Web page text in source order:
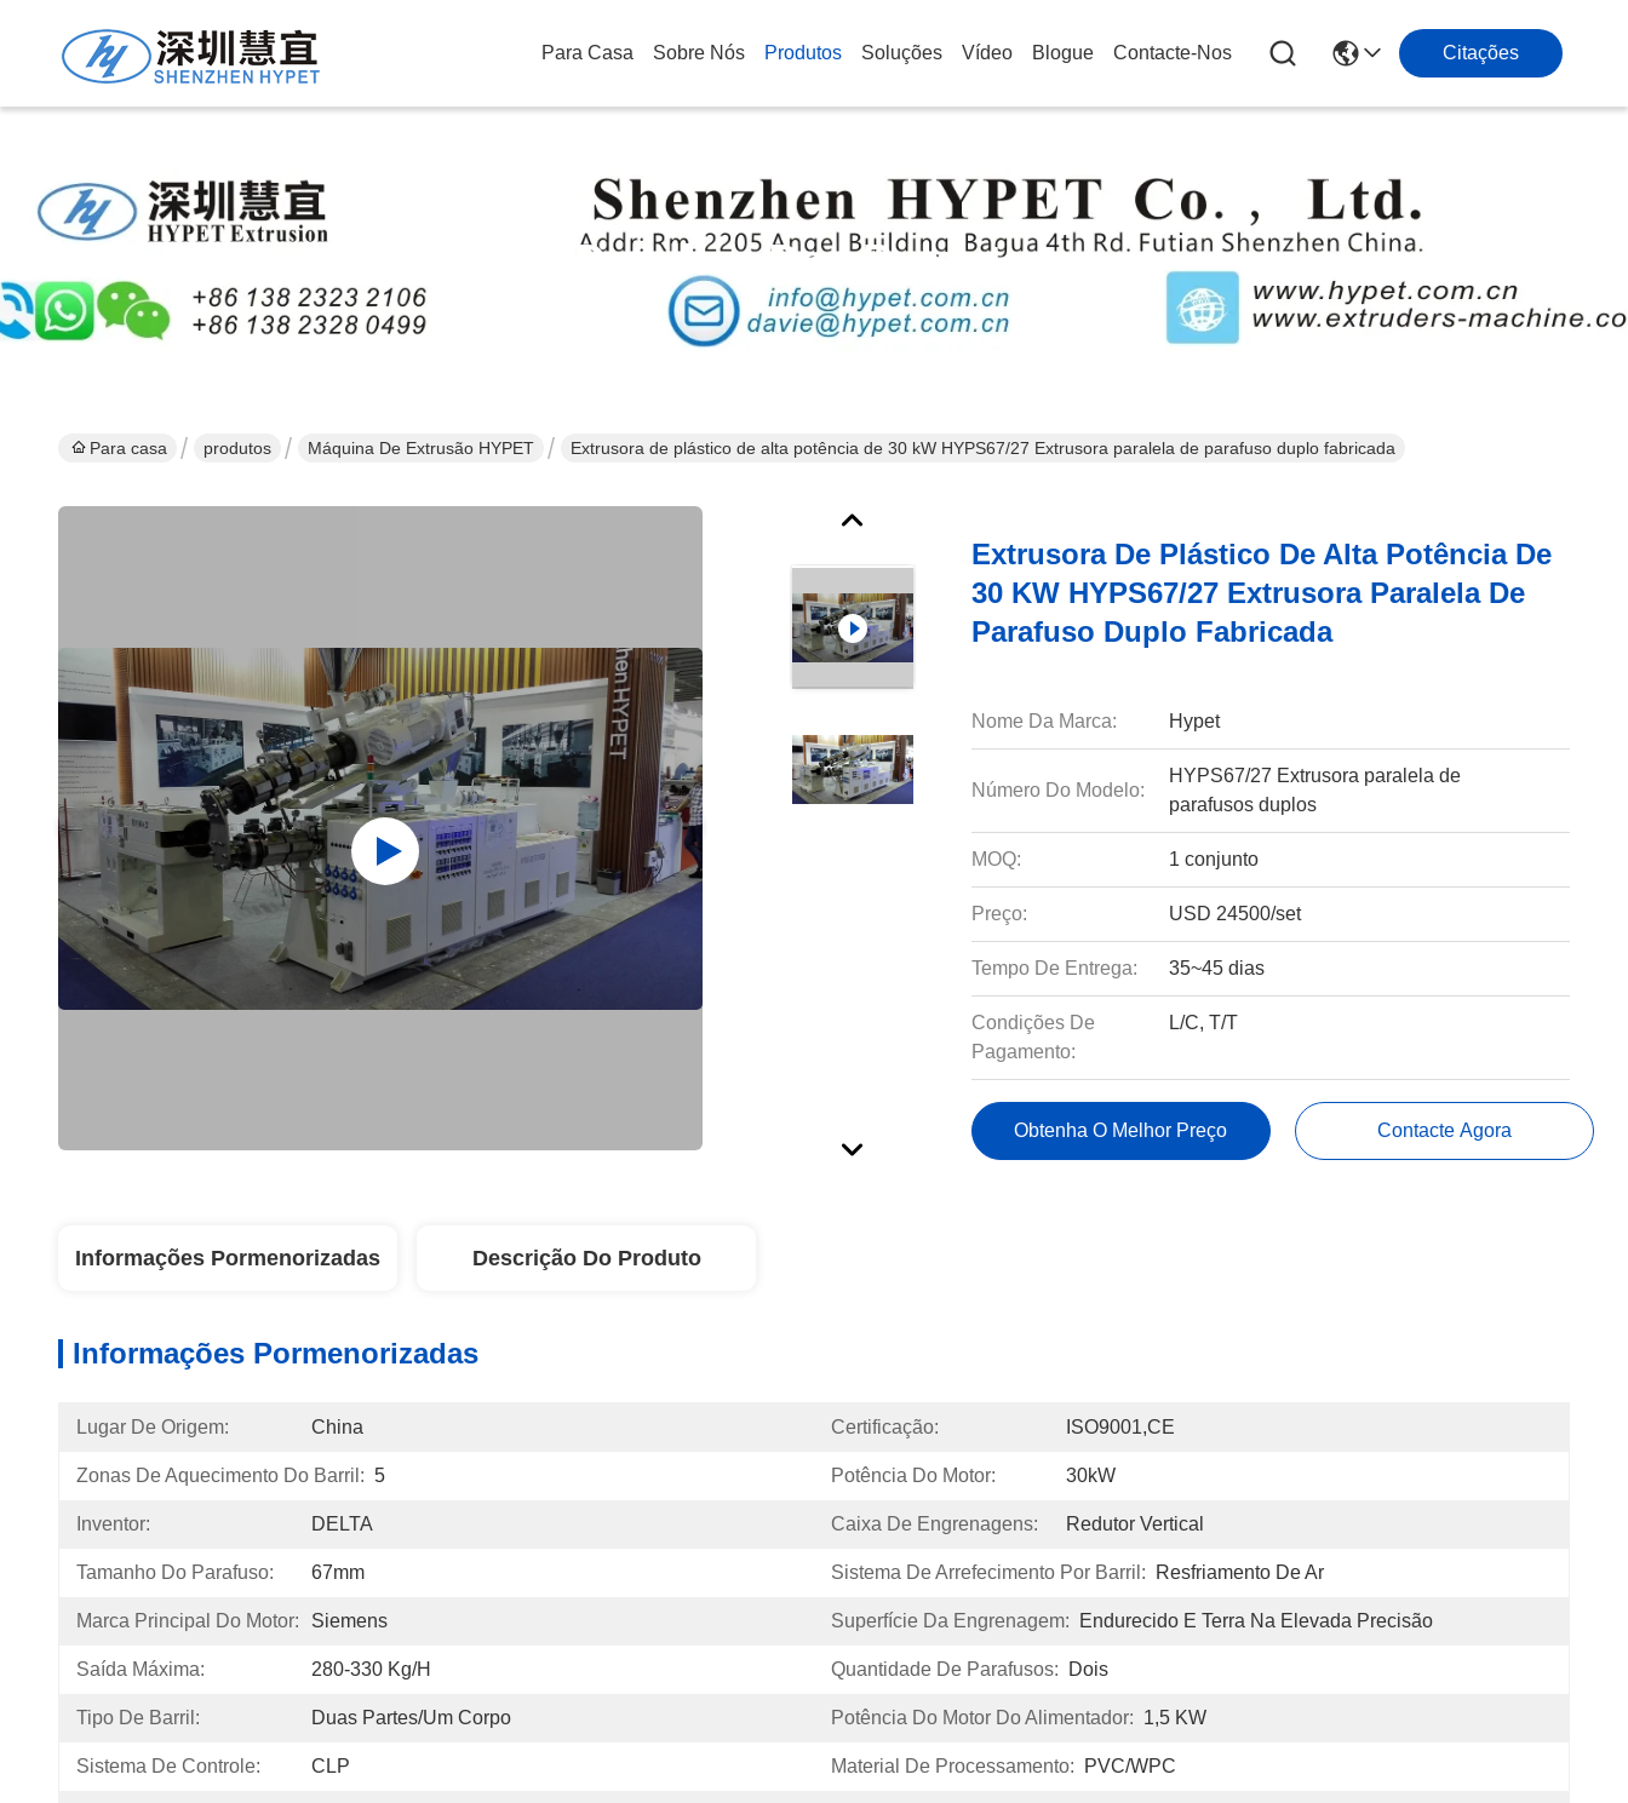
Para Casa Sobre Nós Produtos Soluções Vídeo Blogue Contacte-Nos Citações
Detalhes Dos Produtos
Para casa produtos Máquina De Extrusão HYPET Extrusora de plástico de alta potência de 30 kW HYPS67/27 Extrusora paralela de parafuso duplo fabricada
Extrusora De Plástico De Alta Potência De
30 KW HYPS67/27 Extrusora Paralela De
Parafuso Duplo Fabricada
Nome Da Marca: Hypet
Número Do Modelo:
HYPS67/27 Extrusora paralela de
parafusos duplos
MOQ: 1 conjunto
Preço: USD 24500/set
Tempo De Entrega: 35~45 dias
Condições De
Pagamento:
L/C, T/T
Obtenha O Melhor Preço Contacte Agora
Informações Pormenorizadas Descrição Do Produto
Informações Pormenorizadas
Lugar De Origem: China Certificação: ISO9001,CE
Zonas De Aquecimento Do Barril: 5 Potência Do Motor: 30kW
Inventor: DELTA Caixa De Engrenagens: Redutor Vertical
Tamanho Do Parafuso: 67mm Sistema De Arrefecimento Por Barril: Resfriamento De Ar
Marca Principal Do Motor: Siemens Superfície Da Engrenagem: Endurecido E Terra Na Elevada Precisão
Saída Máxima: 280-330 Kg/h Quantidade De Parafusos: Dois
Tipo De Barril: Duas Partes/um Corpo Potência Do Motor Do Alimentador: 1,5 KW
Sistema De Controle: CLP Material De Processamento: PVC/WPC